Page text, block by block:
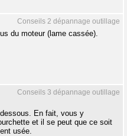
Conseils 2 dépannage outillage
du moteur (lame cassée).
Conseils 3 dépannage outillage
En fait, vous y
et il se peut que ce soit
usée.